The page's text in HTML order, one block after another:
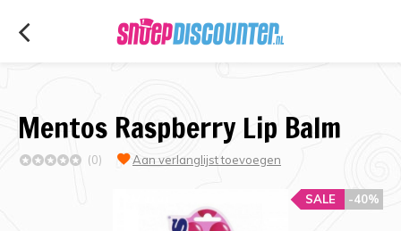
Mentos Raspberry Lip Balm
(0) Aan verlanglijst toevoegen
-40%
SALE